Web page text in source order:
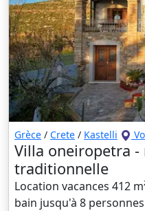
Grèce / Crete / Kastelli
Villa oneiropetra -
traditionnelle
Location vacances 412
bain jusqu'à 8 personnes